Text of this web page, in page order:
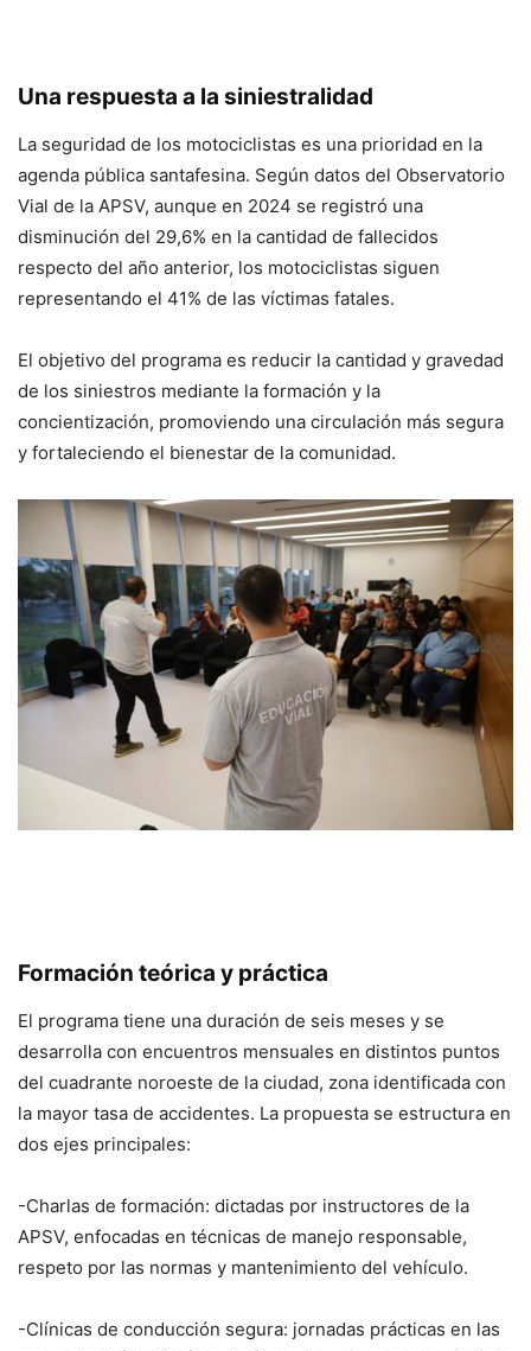
Una respuesta a la siniestralidad
La seguridad de los motociclistas es una prioridad en la
agenda pública santafesina. Según datos del Observatorio
Vial de la APSV, aunque en 2024 se registró una
disminución del 29,6% en la cantidad de fallecidos
respecto del año anterior, los motociclistas siguen
representando el 41% de las víctimas fatales.
El objetivo del programa es reducir la cantidad y gravedad
de los siniestros mediante la formación y la
concientización, promoviendo una circulación más segura
y fortaleciendo el bienestar de la comunidad.
Formación teórica y práctica
El programa tiene una duración de seis meses y se
desarrolla con encuentros mensuales en distintos puntos
del cuadrante noroeste de la ciudad, zona identificada con
la mayor tasa de accidentes. La propuesta se estructura en
dos ejes principales:
-Charlas de formación: dictadas por instructores de la
APSV, enfocadas en técnicas de manejo responsable,
respeto por las normas y mantenimiento del vehículo.
-Clínicas de conducción segura: jornadas prácticas en las